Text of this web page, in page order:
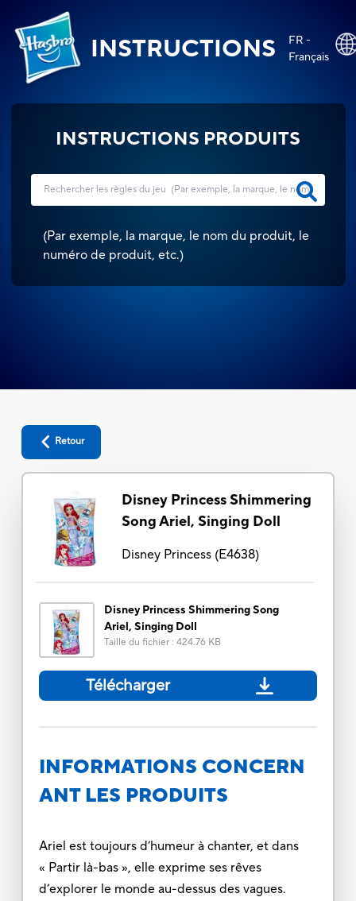
INSTRUCTIONS
FR -
Français
INSTRUCTIONS PRODUITS
(Par exemple, la marque, le nom du produit, le
numéro de produit, etc.)
Retour
Disney Princess Shimmering
Song Ariel, Singing Doll
Disney Princess(E4638)
Disney Princess Shimmering Song
Ariel, Singing Doll
Taille du fichier: 424.76 KB
Télécharger
INFORMATIONS CONCERN
ANT LES PRODUITS
Ariel est toujours d’humeur à chanter, et dans
« Partir là-bas », elle exprime ses rêves
d’explorer le monde au-dessus des vagues.